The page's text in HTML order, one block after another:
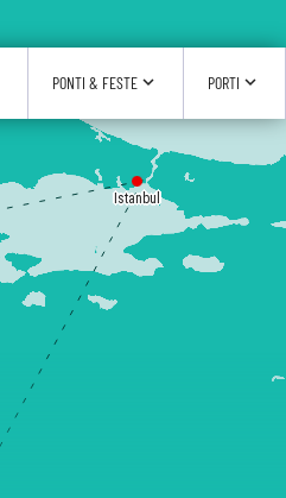
Istanbul
PONTI & FESTE expand_more PORTI expand_more